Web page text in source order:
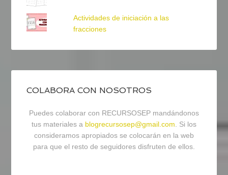
Actividades de iniciación a las
fracciones
COLABORA CON NOSOTROS
Puedes colaborar con RECURSOSEP mandándonos
tus materiales a blogrecursosep@gmail.com. Si los
consideramos apropiados se colocarán en la web
para que el resto de seguidores disfruten de ellos.